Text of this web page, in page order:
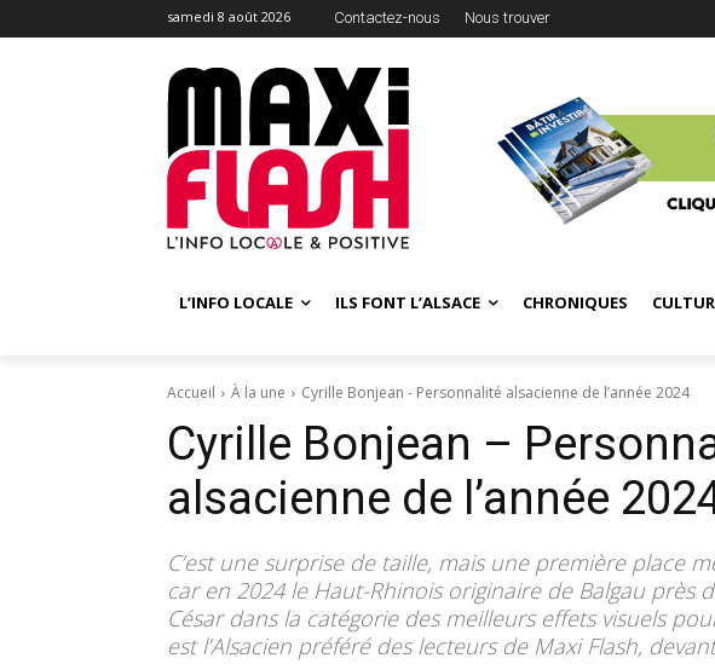
samedi 8 août 2026 Contactez-nous Nous trouver
L’INFO LOCALE ILS FONT L’ALSACE CHRONIQUES
Accueil À la une Cyrille Bonjean - Personnalité alsacienne de l’année 2024
Cyrille Bonjean –
alsacienne de l’année
C’est une surprise de taille, mais une première place
car en 2024 le Haut-Rhinois originaire de Balgau près
César dans la catégorie des meilleurs effets visuels
est l’Alsacien préféré des lecteurs de Maxi Flash,